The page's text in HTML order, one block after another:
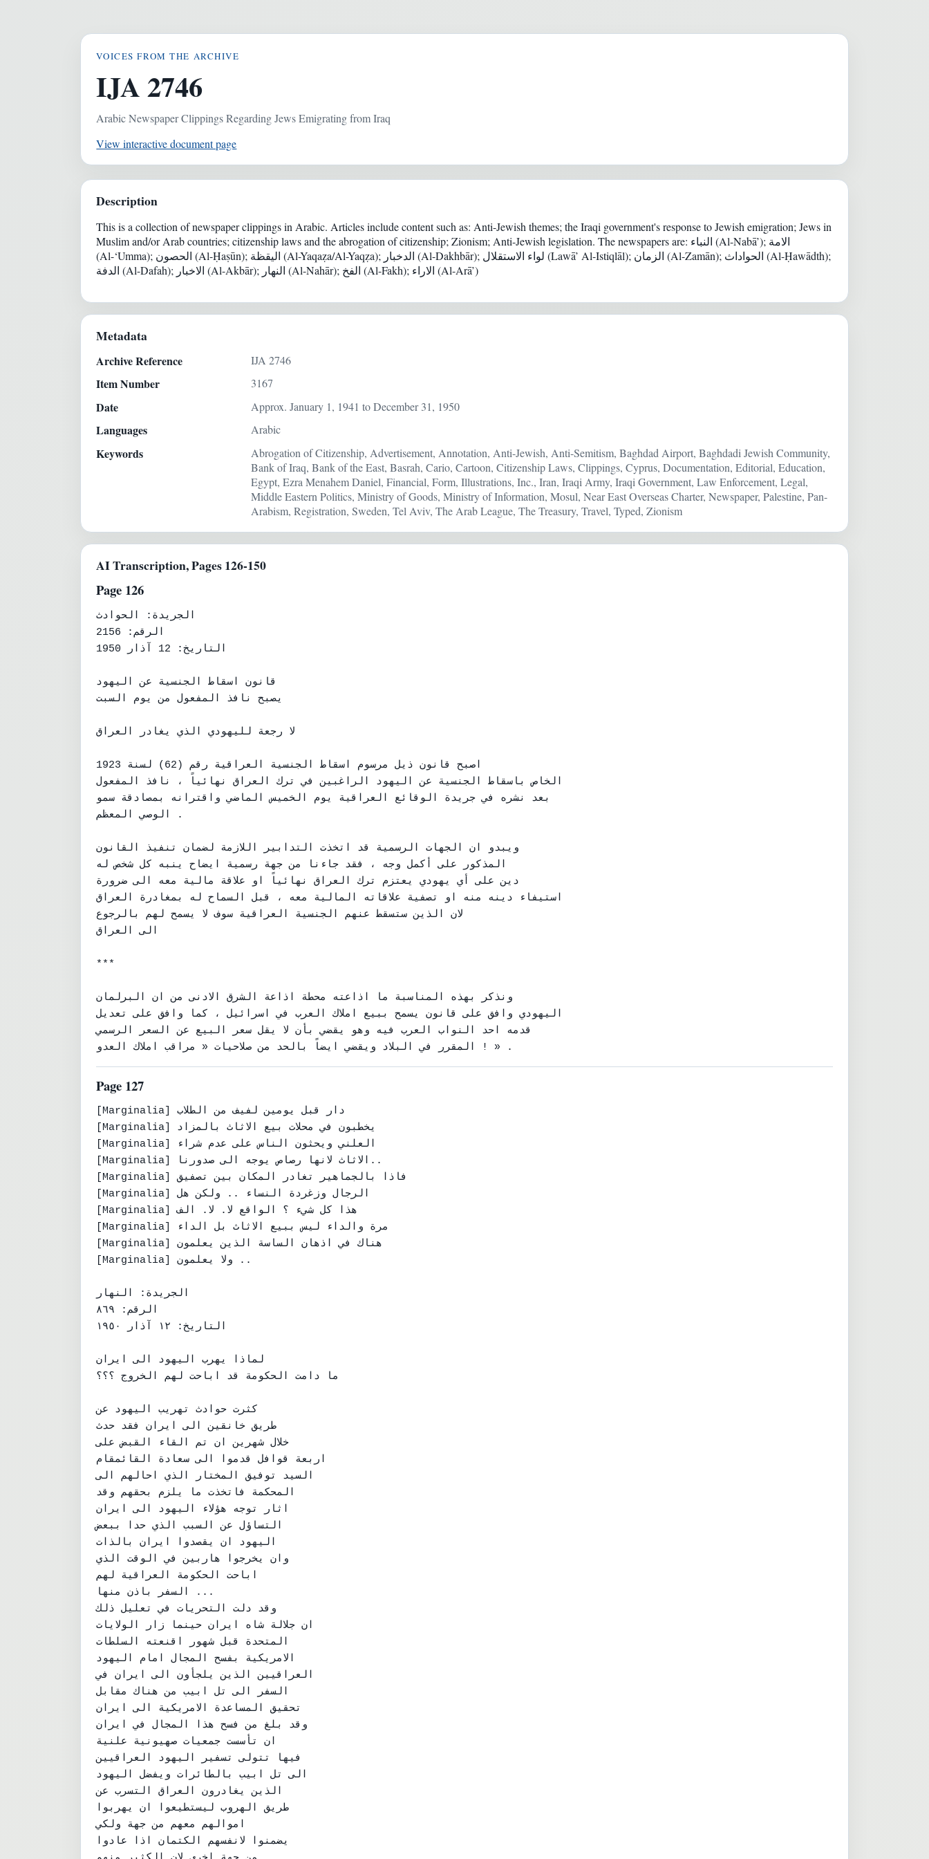
VOICES FROM THE ARCHIVE
IJA 2746
Arabic Newspaper Clippings Regarding Jews Emigrating from Iraq
View interactive document page
Description
This is a collection of newspaper clippings in Arabic. Articles include content such as: Anti-Jewish themes; the Iraqi government's response to Jewish emigration; Jews in
Muslim and/or Arab countries; citizenship laws and the abrogation of citizenship; Zionism; Anti-Jewish legislation. The newspapers are: النباء (Al-Nabā’); الامة
(Al-‘Umma); الحصون (Al-Ḥaṣūn); اليقظة (Al-Yaqaẓa/Al-Yaqẓa); الدخبار (Al-Dakhbār); لواء الاستقلال (Lawā’ Al-Istiqlāl); الزمان (Al-Zamān); الحواداث (Al-Ḥawādth);
الدفة (Al-Dafah); الاخبار (Al-Akbār); النهار (Al-Nahār); الفخ (Al-Fakh); الاراء (Al-Arā’)
Metadata
Archive Reference IJA 2746
Item Number 3167
Date Approx. January 1, 1941 to December 31, 1950
Languages Arabic
Keywords
Abrogation of Citizenship, Advertisement, Annotation, Anti-Jewish, Anti-Semitism, Baghdad Airport, Baghdadi Jewish Community,
Bank of Iraq, Bank of the East, Basrah, Cario, Cartoon, Citizenship Laws, Clippings, Cyprus, Documentation, Editorial, Education,
Egypt, Ezra Menahem Daniel, Financial, Form, Illustrations, Inc., Iran, Iraqi Army, Iraqi Government, Law Enforcement, Legal,
Middle Eastern Politics, Ministry of Goods, Ministry of Information, Mosul, Near East Overseas Charter, Newspaper, Palestine, Pan-
Arabism, Registration, Sweden, Tel Aviv, The Arab League, The Treasury, Travel, Typed, Zionism
AI Transcription, Pages 126-150
Page 126
الجريدة: الحوادث
الرقم: 2156
التاريخ: 12 آذار 1950
قانون اسقاط الجنسية عن اليهود
يصبح نافذ المفعول من يوم السبت
لا رجعة لليهودي الذي يغادر العراق
اصبح قانون ذيل مرسوم اسقاط الجنسية العراقية رقم (62) لسنة 1923
الخاص باسقاط الجنسية عن اليهود الراغبين في ترك العراق نهائياً ، نافذ المفعول
بعد نشره في جريدة الوقائع العراقية يوم الخميس الماضي واقترانه بمصادقة سمو
الوصي المعظم .
ويبدو ان الجهات الرسمية قد اتخذت التدابير اللازمة لضمان تنفيذ القانون
المذكور على أكمل وجه ، فقد جاءنا من جهة رسمية ايضاح ينبه كل شخص له
دين على أي يهودي يعتزم ترك العراق نهائياً او علاقة مالية معه الى ضرورة
استيفاء دينه منه او تصفية علاقاته المالية معه ، قبل السماح له بمغادرة العراق
لان الذين ستسقط عنهم الجنسية العراقية سوف لا يسمح لهم بالرجوع
الى العراق
***
ونذكر بهذه المناسبة ما اذاعته محطة اذاعة الشرق الادنى من ان البرلمان
اليهودي وافق على قانون يسمح ببيع املاك العرب في اسرائيل ، كما وافق على تعديل
قدمه احد النواب العرب فيه وهو يقضي بأن لا يقل سعر البيع عن السعر الرسمي
المقرر في البلاد ويقضي ايضاً بالحد من صلاحيات « مراقب املاك العدو ! » .
Page 127
[Marginalia] دار قبل يومين لفيف من الطلاب
[Marginalia] يخطبون في محلات بيع الاثاث بالمزاد
[Marginalia] العلني ويحثون الناس على عدم شراء
[Marginalia] الاثاث لانها رصاص يوجه الى صدورنا..
[Marginalia] فاذا بالجماهير تغادر المكان بين تصفيق
[Marginalia] الرجال وزغردة النساء .. ولكن هل
[Marginalia] هذا كل شيء ؟ الواقع لا. لا. الف
[Marginalia] مرة والداء ليس ببيع الاثاث بل الداء
[Marginalia] هناك في اذهان الساسة الذين يعلمون
[Marginalia] ولا يعلمون ..
الجريدة: النهار
الرقم: ٨٦٩
التاريخ: ١٢ آذار ١٩٥٠
لماذا يهرب اليهود الى ايران
ما دامت الحكومة قد اباحت لهم الخروج ؟؟؟
كثرت حوادث تهريب اليهود عن
طريق خانقين الى ايران فقد حدث
خلال شهرين ان تم القاء القبض على
اربعة قوافل قدموا الى سعادة القائمقام
السيد توفيق المختار الذي احالهم الى
المحكمة فاتخذت ما يلزم بحقهم وقد
اثار توجه هؤلاء اليهود الى ايران
التساؤل عن السبب الذي حدا ببعض
اليهود ان يقصدوا ايران بالذات
وان يخرجوا هاربين في الوقت الذي
اباحت الحكومة العراقية لهم
السفر باذن منها ...
وقد دلت التحريات في تعليل ذلك
ان جلالة شاه ايران حينما زار الولايات
المتحدة قبل شهور اقنعته السلطات
الامريكية بفسح المجال امام اليهود
العراقيين الذين يلجأون الى ايران في
السفر الى تل ابيب من هناك مقابل
تحقيق المساعدة الامريكية الى ايران
وقد بلغ من فسح هذا المجال في ايران
ان تأسست جمعيات صهيونية علنية
فيها تتولى تسفير اليهود العراقيين
الى تل ابيب بالطائرات ويفضل اليهود
الذين يغادرون العراق التسرب عن
طريق الهروب ليستطيعوا ان يهربوا
اموالهم معهم من جهة ولكي
يضمنوا لانفسهم الكتمان اذا عادوا